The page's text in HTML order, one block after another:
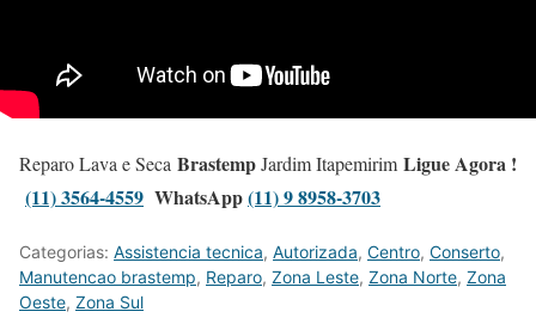
Reparo Lava e Seca BrastempJardim Itapemirim Ligue Agora !
(11) 3564-4559 WhatsApp(11) 9 8958-3703
Categorias: Assistencia tecnica, Autorizada, Centro, Conserto,
Manutencao brastemp, Reparo, Zona Leste, Zona Norte, Zona
Oeste, Zona Sul